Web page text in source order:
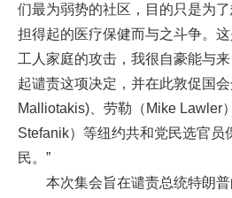
们最为弱势的社区，目的只是为
担得起的医疗保健而与之斗争。
工人家庭的攻击，我很自豪能与
起谴责这项决定，并在此敦促国
Malliotakis)、劳勒（Mike Lawler
Stefanik）等纽约共和党民选官员
民。”
本次集会旨在谴责总统特朗普